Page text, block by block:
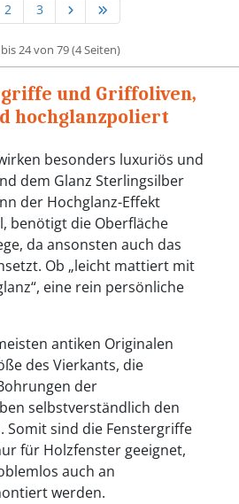
2 3
24 von 79 (4 Seiten)
und Griffoliven,
hochglanzpoliert
besonders luxuriös und
dem Glanz Sterlingsilber
der Hochglanz-Effekt
benötigt die Oberfläche
da ansonsten auch das
Ob „leicht mattiert mit
eine rein persönliche
antiken Originalen
des Vierkants, die
der
selbstverständlich den
Somit sind die Fenstergriffe
für Holzfenster geeignet,
auch an
werden.